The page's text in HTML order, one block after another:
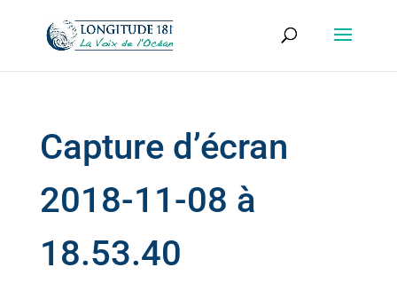
Capture d’écran
2018-11-08 à
18.53.40